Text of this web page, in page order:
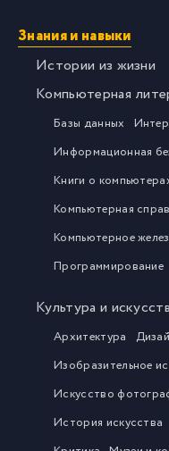
Знания и навыки
Истории из жизни
Компьютерная
Базы данных
Информационная
Книги о
Компьютерная
Компьютерное
Программирование
Культура и
Архитектура
Изобразительное
Искусство
История искусства